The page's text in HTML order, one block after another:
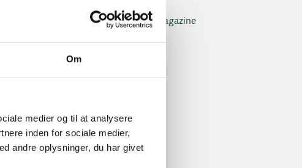
Om
medier og til at analysere
inden for sociale medier,
andre oplysninger, du har givet
Club magazine + Annual magazine
News and offers
Newsletters
Social events
Tuesday Club